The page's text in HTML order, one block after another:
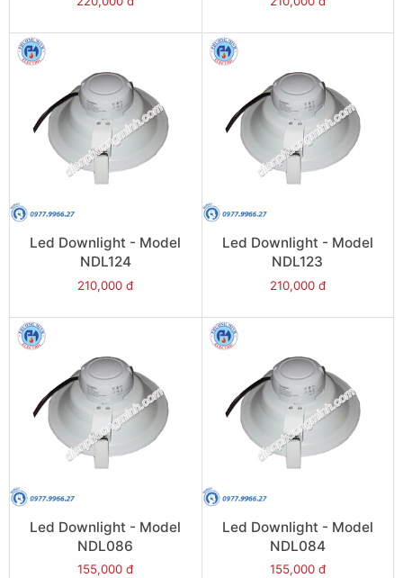
Led Downlight - Model
NDL124
210,000 đ
Led Downlight - Model
NDL123
210,000 đ
Led Downlight - Model
NDL086
155,000 đ
Led Downlight - Model
NDL084
155,000 đ